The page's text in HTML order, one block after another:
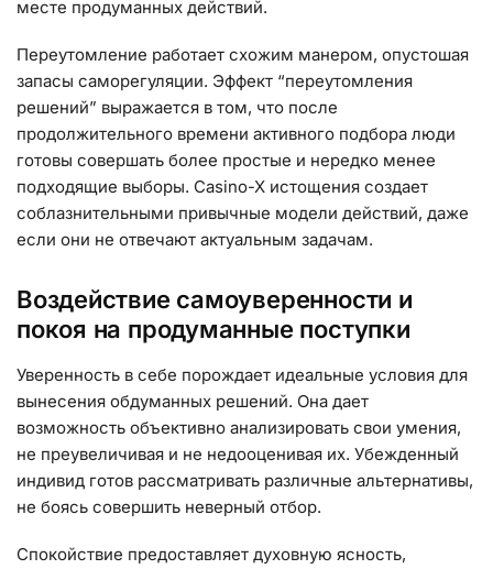
месте продуманных действий.
Переутомление работает схожим манером, опустошая
запасы саморегуляции. Эффект “переутомления
решений” выражается в том, что после
продолжительного времени активного подбора люди
готовы совершать более простые и нередко менее
подходящие выборы. Casino-X истощения создает
соблазнительными привычные модели действий, даже
если они не отвечают актуальным задачам.
Воздействие самоуверенности и
покоя на продуманные поступки
Уверенность в себе порождает идеальные условия для
вынесения обдуманных решений. Она дает
возможность объективно анализировать свои умения,
не преувеличивая и не недооценивая их. Убежденный
индивид готов рассматривать различные альтернативы,
не боясь совершить неверный отбор.
Спокойствие предоставляет духовную ясность,